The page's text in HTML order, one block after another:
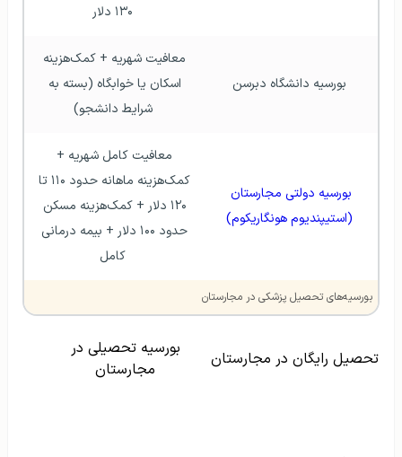
۱۳۰ دلار
بورسیه دانشگاه دبرسن
شرایط دانشجو)
(استیپندیوم هونگاریكوم)
کامل
بورسیه‌های تحصیل پزشکی در مجارستان
تحصیل رایگان در مجارستان
بورسیه تحصیلی در
مجارستان